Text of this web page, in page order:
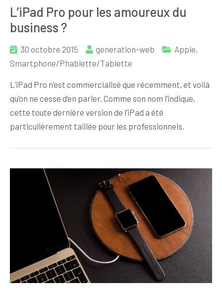
L’iPad Pro pour les amoureux du
business ?
30 octobre 2015 generation-web Apple,
Smartphone/Phablette/Tablette
L’iPad Pro n’est commercialisé que récemment, et voilà
qu’on ne cesse d’en parler. Comme son nom l’indique,
cette toute dernière version de l’iPad a été
particulièrement taillée pour les professionnels.